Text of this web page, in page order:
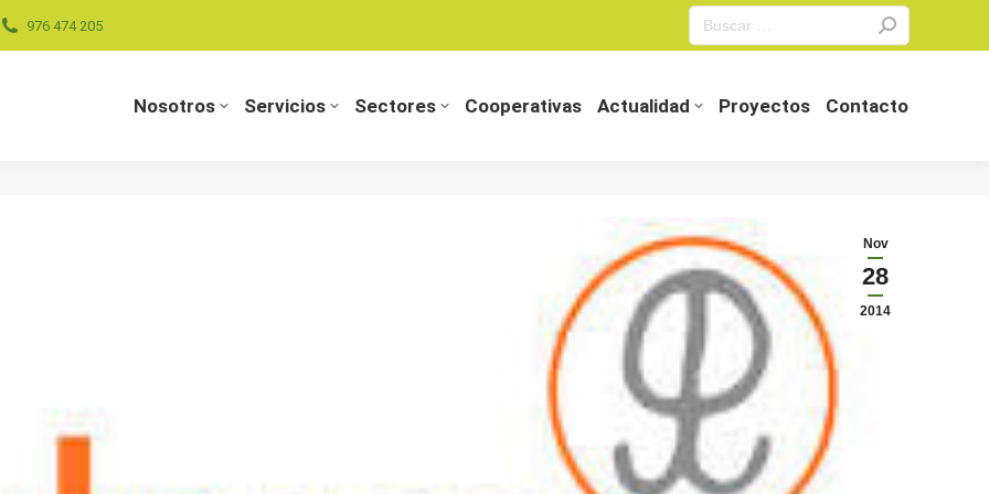
976 474 205
Search:
Nosotros Servicios Sectores Cooperativas Actualidad Proyectos Contacto
Nov
28
2014
Actualidad Proyectos Contacto